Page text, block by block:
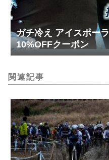
ガチ冷え アイスポー
10%OFFクーポン
関連記事